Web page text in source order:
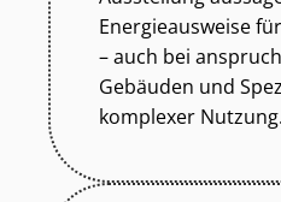
Energieausweise
– auch bei
Gebäuden und
komplexer Nutzung.